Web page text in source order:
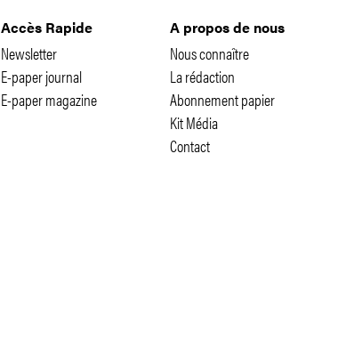
Accès Rapide
Newsletter
E-paper journal
E-paper magazine
A propos de nous
Nous connaître
La rédaction
Abonnement papier
Kit Média
Contact